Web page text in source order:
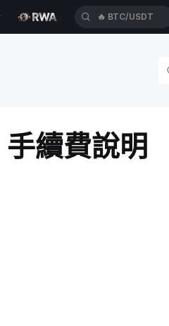
🔥 ETH/USDT
續費說明